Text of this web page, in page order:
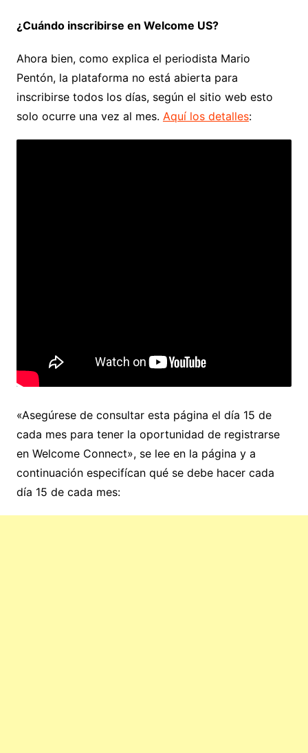
¿Cuándo inscribirse en Welcome US?
Ahora bien, como explica el periodista Mario
Pentón, la plataforma no está abierta para
inscribirse todos los días, según el sitio web esto
solo ocurre una vez al mes. Aquí los detalles:
«Asegúrese de consultar esta página el día 15 de
cada mes para tener la oportunidad de registrarse
en Welcome Connect», se lee en la página y a
continuación especifícan qué se debe hacer cada
día 15 de cada mes: